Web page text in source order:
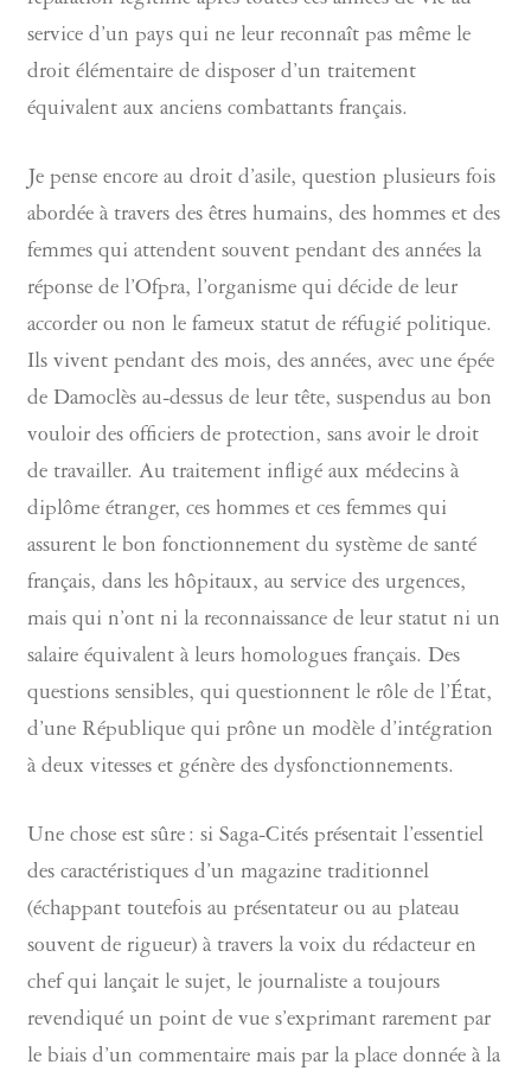
service d’un pays qui ne leur reconnaît pas même le
droit élémentaire de disposer d’un traitement
équivalent aux anciens combattants français.
Je pense encore au droit d’asile, question plusieurs fois
abordée à travers des êtres humains, des hommes et des
femmes qui attendent souvent pendant des années la
réponse de l’Ofpra, l’organisme qui décide de leur
accorder ou non le fameux statut de réfugié politique.
Ils vivent pendant des mois, des années, avec une épée
de Damoclès au-dessus de leur tête, suspendus au bon
vouloir des officiers de protection, sans avoir le droit
de travailler. Au traitement infligé aux médecins à
diplôme étranger, ces hommes et ces femmes qui
assurent le bon fonctionnement du système de santé
français, dans les hôpitaux, au service des urgences,
mais qui n’ont ni la reconnaissance de leur statut ni un
salaire équivalent à leurs homologues français. Des
questions sensibles, qui questionnent le rôle de l’État,
d’une République qui prône un modèle d’intégration
à deux vitesses et génère des dysfonctionnements.
Une chose est sûre : si Saga-Cités présentait l’essentiel
des caractéristiques d’un magazine traditionnel
(échappant toutefois au présentateur ou au plateau
souvent de rigueur) à travers la voix du rédacteur en
chef qui lançait le sujet, le journaliste a toujours
revendiqué un point de vue s’exprimant rarement par
le biais d’un commentaire mais par la place donnée à la